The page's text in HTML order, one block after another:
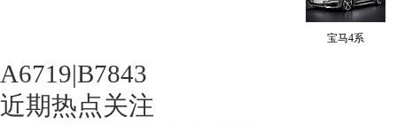
宝马4系
A6719|B7843
近期热点关注